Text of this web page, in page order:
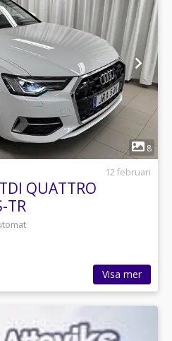
1
8
12 februari
QUATTRO
TR
Visa mer